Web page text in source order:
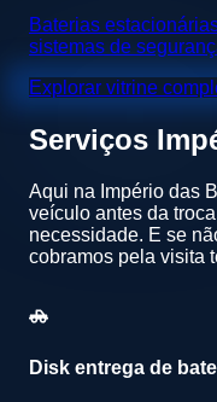
Baterias
sistemas de
Explorar vitrine
Serviços
Aqui na Império das
veículo antes da
necessidade. E se
cobramos pela visita
Disk entrega de